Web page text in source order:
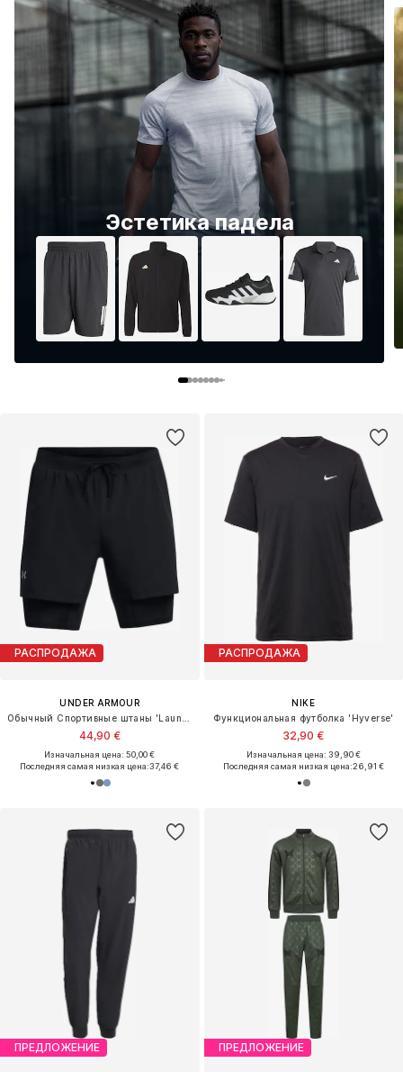
Эстетика падела
РАСПРОДАЖА
UNDER ARMOUR
44,90 €
Изначальная цена: 50,00 €
Последняя самая низкая цена:37,46 €
РАСПРОДАЖА
NIKE
Функциональная футболка 'Hyverse'
32,90 €
Изначальная цена: 39,90 €
Последняя самая низкая цена:26,91 €
ПРЕДЛОЖЕНИЕ ПРЕДЛОЖЕНИЕ